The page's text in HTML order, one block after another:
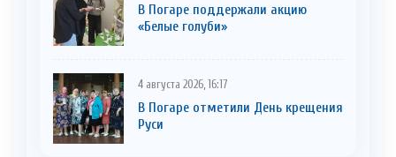
В Погаре поддержали акцию
«Белые голуби»
4 августа 2026, 16:17
В Погаре отметили День крещения
Руси